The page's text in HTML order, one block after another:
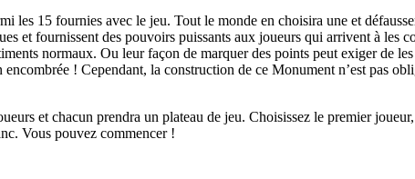
les 15 fournies avec le jeu. Tout le monde en choisira une et
et fournissent des pouvoirs puissants aux joueurs qui arrivent à les
normaux. Ou leur façon de marquer des points peut exiger de
! Cependant, la construction de ce Monument n’est pas
et chacun prendra un plateau de jeu. Choisissez le premier
Vous pouvez commencer !